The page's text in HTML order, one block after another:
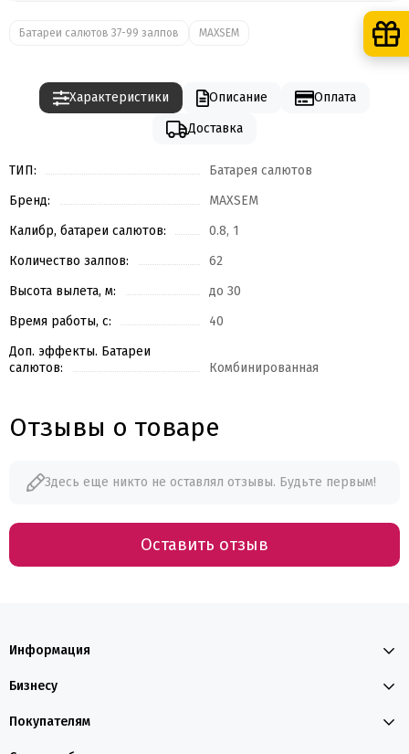
Батареи салютов 37-99 залпов MAXSEM
Характеристики Описание
Оплата
Доставка
ТИП:
Батарея салютов
Бренд:
MAXSEM
Калибр, батареи салютов:
0.8, 1
Количество залпов:
62
Высота вылета, м:
до 30
Время работы, с:
40
Доп. эффекты. Батареи
салютов:
Комбинированная
Отзывы о товаре
Здесь еще никто не оставлял отзывы. Будьте первым!
Оставить отзыв
Информация
Бизнесу
Покупателям